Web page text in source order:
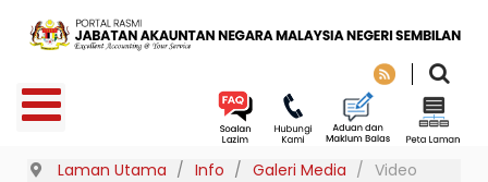
Laman Utama Info Galeri Media Video